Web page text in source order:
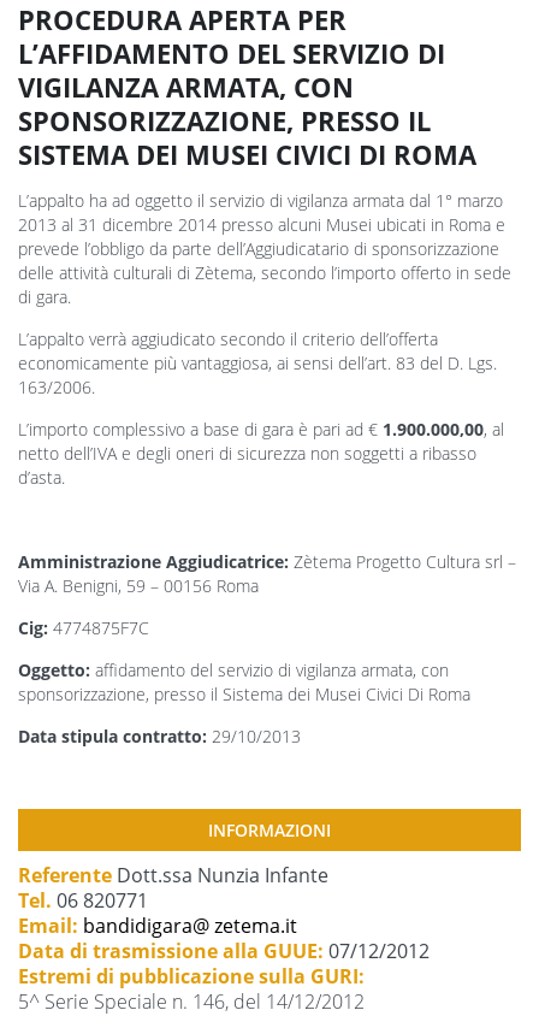
PROCEDURA APERTA PER
L’AFFIDAMENTO DEL SERVIZIO DI
VIGILANZA ARMATA, CON
SPONSORIZZAZIONE, PRESSO IL
SISTEMA DEI MUSEI CIVICI DI ROMA
L’appalto ha ad oggetto il servizio di vigilanza armata dal 1° marzo
2013 al 31 dicembre 2014 presso alcuni Musei ubicati in Roma e
prevede l’obbligo da parte dell’Aggiudicatario di sponsorizzazione
delle attività culturali di Zètema, secondo l’importo offerto in sede
di gara.
L’appalto verrà aggiudicato secondo il criterio dell’offerta
economicamente più vantaggiosa, ai sensi dell’art. 83 del D. Lgs.
163/2006.
L’importo complessivo a base di gara è pari ad € 1.900.000,00, al
netto dell’IVA e degli oneri di sicurezza non soggetti a ribasso
d’asta.
Amministrazione Aggiudicatrice: Zètema Progetto Cultura srl –
Via A. Benigni, 59 – 00156 Roma
Cig: 4774875F7C
Oggetto: affidamento del servizio di vigilanza armata, con
sponsorizzazione, presso il Sistema dei Musei Civici Di Roma
Data stipula contratto: 29/10/2013
INFORMAZIONI
Referente Dott.ssa Nunzia Infante
Tel. 06 820771
Email: bandidigara@ zetema.it
Data di trasmissione alla GUUE: 07/12/2012
Estremi di pubblicazione sulla GURI:
5^ Serie Speciale n. 146, del 14/12/2012